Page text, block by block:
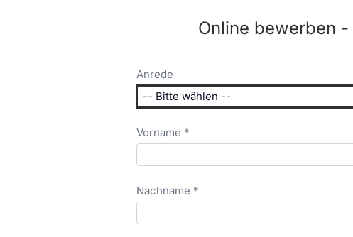
Online bewerben
Anrede
Vorname *
Nachname *